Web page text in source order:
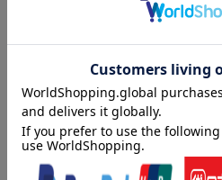
2025年04月03日頃発売／
在庫あり
大学受験ムビスタ 伊藤の
究 近代〜現代＋文化史
伊藤 敏
2025年04月03日頃発売／
1,980円 (税込)